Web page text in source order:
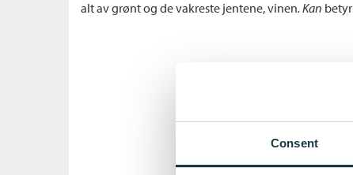
Consent
alt av grønt og de vakreste jentene, vinen. Kan